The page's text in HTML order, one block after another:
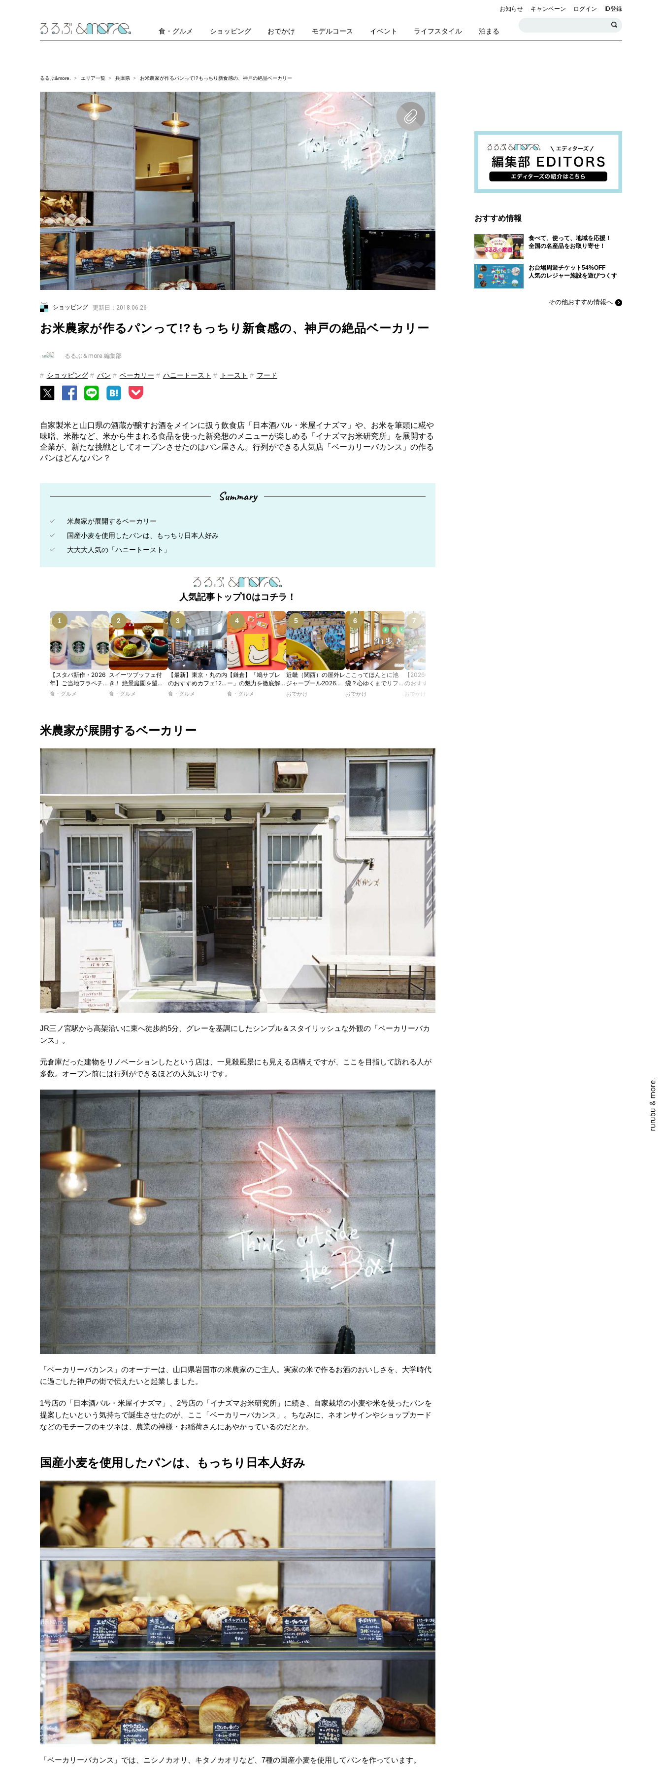
お知らせ キャンペーン ログイン ID登録
食・グルメ ショッピング おでかけ モデルコース イベント ライフスタイル 泊まる
るるぶ&more. エリア一覧 兵庫県 お米農家が作るパンって!?もっちり新食感の、神戸の絶品ベーカリー
ショッピング 更新日：2018.06.26
お米農家が作るパンって!?もっちり新食感の、神戸の絶品ベーカリー
るるぶ＆more.編集部
ショッピング パン ベーカリー ハニートースト トースト フード
自家製米と山口県の酒蔵が醸すお酒をメインに扱う飲食店「日本酒バル・米屋イナズマ」や、お米を筆頭に糀や
味噌、米酢など、米から生まれる食品を使った新発想のメニューが楽しめる「イナズマお米研究所」を展開する
企業が、新たな挑戦としてオープンさせたのはパン屋さん。行列ができる人気店「ベーカリーバカンス」の作る
パンはどんなパン？
Summary
米農家が展開するベーカリー
国産小麦を使用したパンは、もっちり日本人好み
大大大人気の「ハニートースト」
人気記事トップ10はコチラ！
【スタバ新作・2026
年】ご当地フラペチー
ノが新登場！ 地域と
PROGRAM」が青
森・群馬・沖縄で始
食レポート
食・グルメ
スイーツブッフェ付
き！ 絶景庭園を望む
ホテルレストランで味
食・グルメ
【最新】東京・丸の内
のおすすめカフェ12
選｜ひとりでゆったり
ルラウンジまで！
食・グルメ
【鎌倉】「鳩サブレ
ー」の魅力を徹底解
説！ 定番商品から限
食・グルメ
近畿（関西）の屋外レ
ジャープール2026！
ウォータースライダー
おでかけ
ここってほんとに池
袋？心ゆくまでリフレ
ッシュできる池袋・街
おでかけ
【2026年最新】関東
のおすすめの屋内プー
ル人気10選
おでかけ
米農家が展開するベーカリー
JR三ノ宮駅から高架沿いに東へ徒歩約5分、グレーを基調にしたシンプル＆スタイリッシュな外観の「ベーカリーバカ
ンス」。
元倉庫だった建物をリノベーションしたという店は、一見殺風景にも見える店構えですが、ここを目指して訪れる人が
多数。オープン前には行列ができるほどの人気ぶりです。
「ベーカリーバカンス」のオーナーは、山口県岩国市の米農家のご主人。実家の米で作るお酒のおいしさを、大学時代
に過ごした神戸の街で伝えたいと起業しました。
1号店の「日本酒バル・米屋イナズマ」、2号店の「イナズマお米研究所」に続き、自家栽培の小麦や米を使ったパンを
提案したいという気持ちで誕生させたのが、ここ「ベーカリーバカンス」。ちなみに、ネオンサインやショップカード
などのモチーフのキツネは、農業の神様・お稲荷さんにあやかっているのだとか。
国産小麦を使用したパンは、もっちり日本人好み
「ベーカリーバカンス」では、ニシノカオリ、キタノカオリなど、7種の国産小麦を使用してパンを作っています。
おすすめ情報
食べて、使って、地域を応援！
全国の名産品をお取り寄せ！
お台場周遊チケット54%OFF
人気のレジャー施設を遊びつくす
その他おすすめ情報へ